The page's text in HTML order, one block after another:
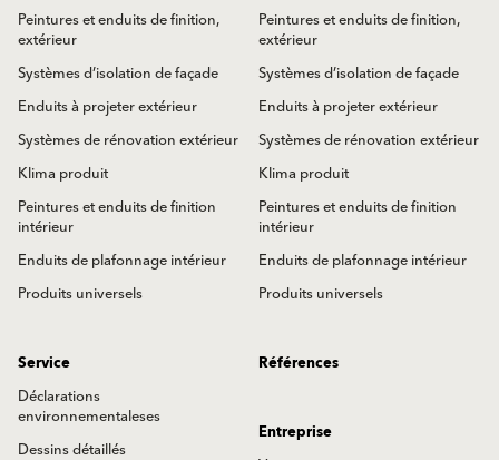
Peintures et enduits de finition,
extérieur
Systèmes d’isolation de façade
Enduits à projeter extérieur
Systèmes de rénovation extérieur
Klima produit
Peintures et enduits de finition
intérieur
Enduits de plafonnage intérieur
Produits universels
Peintures et enduits de finition,
extérieur
Systèmes d’isolation de façade
Enduits à projeter extérieur
Systèmes de rénovation extérieur
Klima produit
Peintures et enduits de finition
intérieur
Enduits de plafonnage intérieur
Produits universels
Service
Déclarations
environnementaleses
Dessins détaillés
Références
Entreprise